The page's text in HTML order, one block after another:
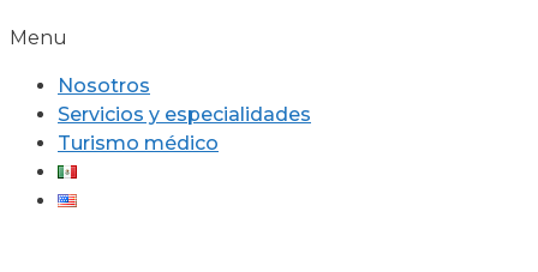
Menu
Nosotros
Servicios y especialidades
Turismo médico